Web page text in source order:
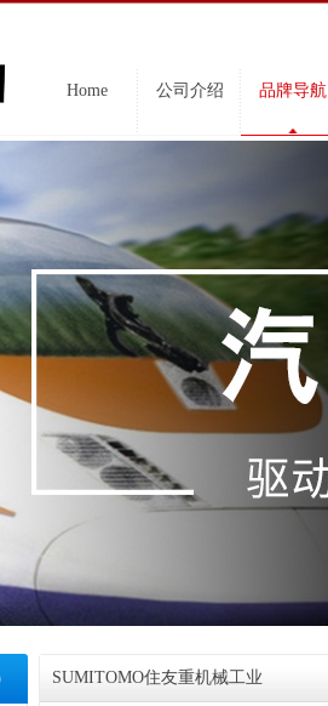
Home 公司介绍 品牌导航
SUMITOMO住友重机械工业